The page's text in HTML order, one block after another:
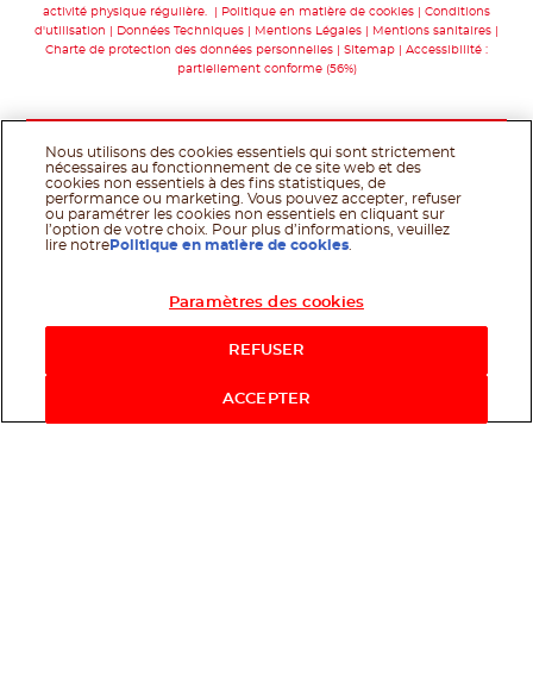
activité physique régulière.
Politique en matière de cookies
Conditions
d'utilisation
Données Techniques Mentions Légales
Mentions sanitaires
Charte de protection des données personnelles
Sitemap
Accessibilité :
partiellement conforme (56%)
Nous utilisons des cookies essentiels qui sont strictement
nécessaires au fonctionnement de ce site web et des
cookies non essentiels à des fins statistiques, de
performance ou marketing. Vous pouvez accepter, refuser
ou paramétrer les cookies non essentiels en cliquant sur
l’option de votre choix. Pour plus d’informations, veuillez
lire notre Politique en matière de cookies
Paramètres des cookies
REFUSER
ACCEPTER